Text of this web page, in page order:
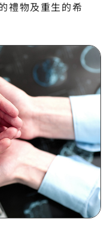
禮物及重生的希